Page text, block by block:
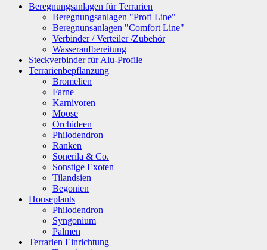
Beregnungsanlagen für Terrarien
Beregnungsanlagen "Profi Line"
Beregnunsanlagen "Comfort Line"
Verbinder / Verteiler /Zubehör
Wasseraufbereitung
Steckverbinder für Alu-Profile
Terrarienbepflanzung
Bromelien
Farne
Karnivoren
Moose
Orchideen
Philodendron
Ranken
Sonerila & Co.
Sonstige Exoten
Tilandsien
Begonien
Houseplants
Philodendron
Syngonium
Palmen
Terrarien Einrichtung